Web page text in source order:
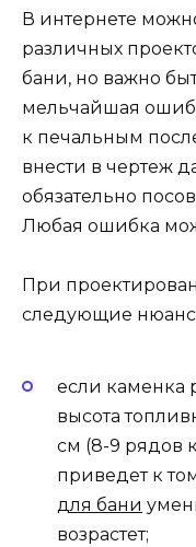
В интернете
различных
бани, но важно
мельчайшая
к печальным
внести в чертеж
обязательно
Любая ошибка
При
следующие
если каменка
высота
см (8-9 рядов
приведет к
для бани
возрастет;